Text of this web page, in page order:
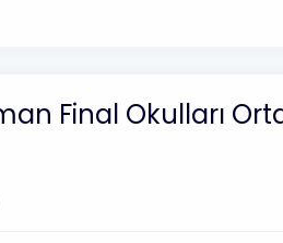
Final Okulları